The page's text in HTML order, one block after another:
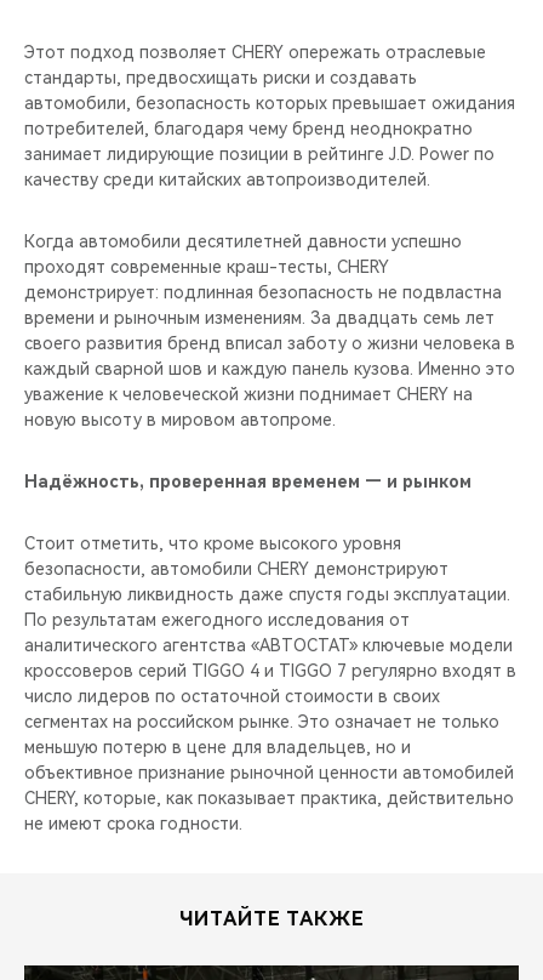
Этот подход позволяет CHERY опережать отраслевые
стандарты, предвосхищать риски и создавать
автомобили, безопасность которых превышает ожидания
потребителей, благодаря чему бренд неоднократно
занимает лидирующие позиции в рейтинге J.D. Power по
качеству среди китайских автопроизводителей.
Когда автомобили десятилетней давности успешно
проходят современные краш-тесты, CHERY
демонстрирует: подлинная безопасность не подвластна
времени и рыночным изменениям. За двадцать семь лет
своего развития бренд вписал заботу о жизни человека в
каждый сварной шов и каждую панель кузова. Именно это
уважение к человеческой жизни поднимает CHERY на
новую высоту в мировом автопроме.
Надёжность, проверенная временем — и рынком
Стоит отметить, что кроме высокого уровня
безопасности, автомобили CHERY демонстрируют
стабильную ликвидность даже спустя годы эксплуатации.
По результатам ежегодного исследования от
аналитического агентства «АВТОСТАТ» ключевые модели
кроссоверов серий TIGGO 4 и TIGGO 7 регулярно входят в
число лидеров по остаточной стоимости в своих
сегментах на российском рынке. Это означает не только
меньшую потерю в цене для владельцев, но и
объективное признание рыночной ценности автомобилей
CHERY, которые, как показывает практика, действительно
не имеют срока годности.
ЧИТАЙТЕ ТАКЖЕ